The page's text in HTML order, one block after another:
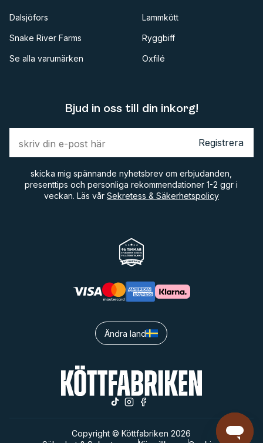
Bjud in oss till din inkorg!
Registrera
skicka mig spännande nyhetsbrev om erbjudanden,
presenttips och personliga rekommendationer 1-2 ggr i
veckan. Läs vår Sekretess & Säkerhetspolicy
Dalsjöfors
Snake River Farms
Se alla varumärken
Lammkött
Ryggbiff
Oxfilé
Ändra land
Copyright © Köttfabriken 2026